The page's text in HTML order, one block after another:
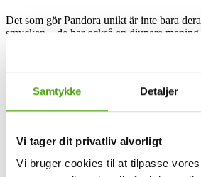
Samtykke Detaljer
Vi tager dit privatliv alvorligt
Vi bruger cookies til at tilpasse
Det som gör Pandora unikt är inte bara
smycken – de har också en djupare
Pandoras kollektioner berättar sin egen
kompromissar inte med kvaliteten på sina
de ser till att deras smycken är attraktiva
Pandora och rabattkoder